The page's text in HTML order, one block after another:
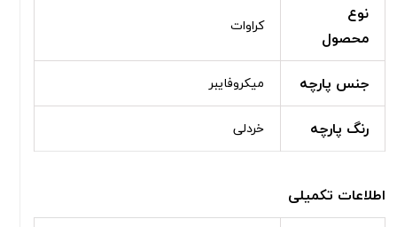
نوع
محصول
کراوات
جنس پارچه میکروفایبر
رنگ پارچه خردلی
اطلاعات تکمیلی